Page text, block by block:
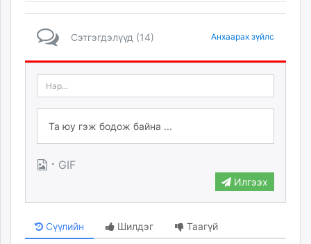
Сэтгэгдэлүүд (14) Анхаарах зүйлс
· GIF
Илгээх
Сүүлийн Шилдэг Таагүй